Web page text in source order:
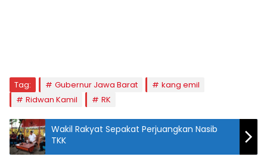
Tag: Gubernur Jawa Barat
kang emil
Ridwan Kamil
RK
Wakil Rakyat Sepakat Perjuangkan Nasib
TKK